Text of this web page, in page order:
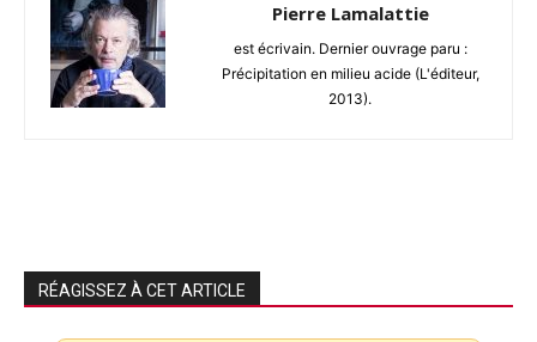
Pierre Lamalattie
est écrivain. Dernier ouvrage paru :
Précipitation en milieu acide (L'éditeur,
2013).
RÉAGISSEZ À CET ARTICLE